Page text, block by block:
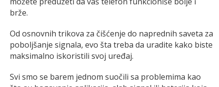
brže.
Od osnovnih trikova za čišćenje do naprednih saveta za
poboljšanje signala, evo šta treba da uradite kako biste
maksimalno iskoristili svoj uređaj.
Svi smo se barem jednom suočili sa problemima kao